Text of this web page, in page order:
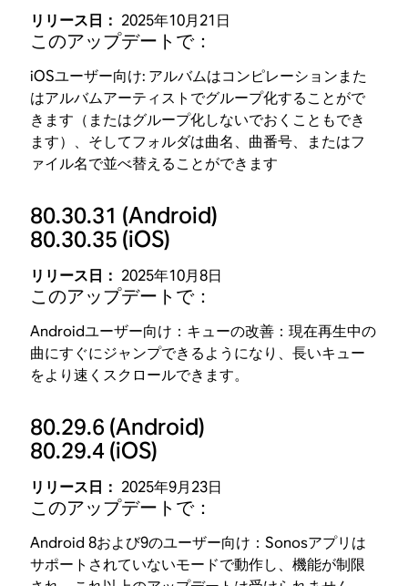
リリース日： 2025年10月21日
このアップデートで：
iOSユーザー向け: アルバムはコンピレーションまた
はアルバムアーティストでグループ化することがで
きます（またはグループ化しないでおくこともでき
ます）、そしてフォルダは曲名、曲番号、またはフ
ァイル名で並べ替えることができます
80.30.31 (Android)
80.30.35 (iOS)
リリース日： 2025年10月8日
このアップデートで：
Androidユーザー向け：キューの改善：現在再生中の
曲にすぐにジャンプできるようになり、長いキュー
をより速くスクロールできます。
80.29.6 (Android)
80.29.4(iOS)
リリース日： 2025年9月23日
このアップデートで：
Android 8および9のユーザー向け：Sonosアプリは
サポートされていないモードで動作し、機能が制限